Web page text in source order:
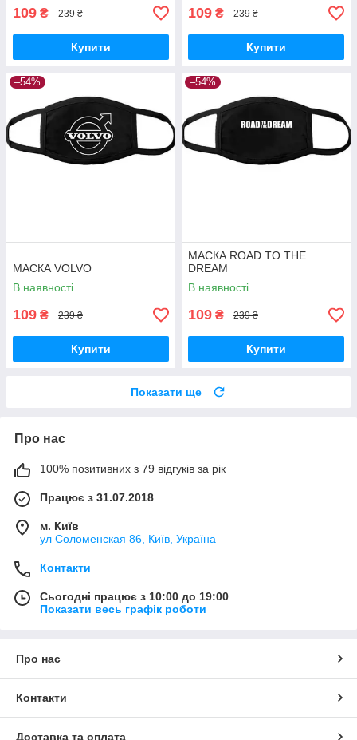
109 ₴ 239 ₴
Купити
109 ₴ 239 ₴
Купити
–54%
МАСКА VOLVO
В наявності
109 ₴ 239 ₴
Купити
–54%
МАСКА ROAD TO THE
DREAM
В наявності
109 ₴ 239 ₴
Купити
Показати ще
Про нас
100% позитивних з 79 відгуків за рік
Працює з 31.07.2018
м. Київ
ул Соломенская 86, Київ, Україна
Контакти
Сьогодні працює з 10:00 до 19:00
Показати весь графік роботи
Про нас
Контакти
Доставка та оплата